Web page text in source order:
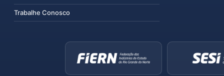
Trabalhe Conosco